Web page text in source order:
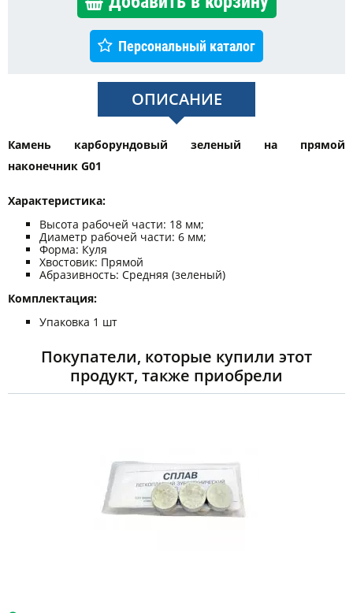
Персональный каталог
ОПИСАНИЕ
Камень карборундовый зеленый на прямой
наконечник G01
Характеристика:
Высота рабочей части: 18 мм;
Диаметр рабочей части: 6 мм;
Форма: Куля
Хвостовик: Прямой
Абразивность: Средняя (зеленый)
Комплектация:
Упаковка 1 шт
Покупатели, которые купили этот
продукт, также приобрели